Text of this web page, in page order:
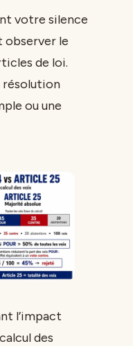
votre silence
observer le
de loi.
résolution
ou une
l’impact
des